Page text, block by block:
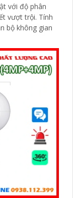
với độ phân
trội. Tính
bộ không gian